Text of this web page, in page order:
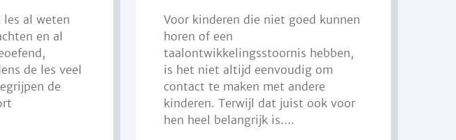
les al weten
en al
de les veel
de
Voor kinderen die niet goed kunnen
horen of een
taalontwikkelingsstoornis hebben,
is het niet altijd eenvoudig om
contact te maken met andere
kinderen. Terwijl dat juist ook voor
hen heel belangrijk is....